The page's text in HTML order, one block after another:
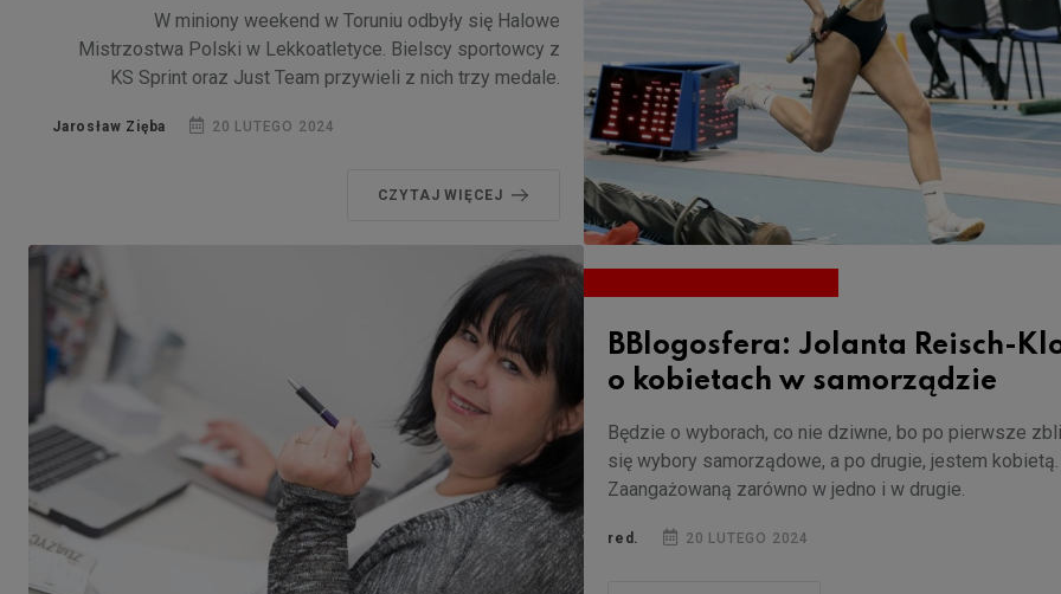
W miniony weekend w Toruniu odbyły się Halowe
Mistrzostwa Polski w Lekkoatletyce. Bielscy sportowcy z
KS Sprint oraz Just Team przywieli z nich trzy medale.
Jarosław Zięba 20 LUTEGO 2024
CZYTAJ WIĘCEJ
BBlogosfera: Jolanta Reisch-
o kobietach w samorządzie
Będzie o wyborach, co nie dziwne, bo po pierwsze
się wybory samorządowe, a po drugie, jestem kobietą.
Zaangażowaną zarówno w jedno i w drugie.
red. 20 LUTEGO 2024